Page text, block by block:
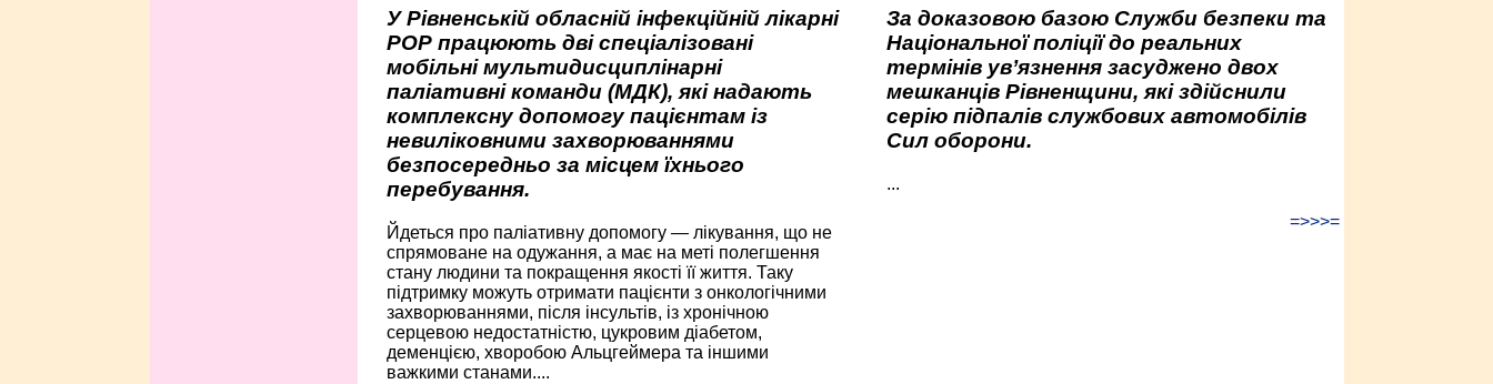
У Рівненській обласній інфекційній лікарні
РОР працюють дві спеціалізовані
мобільні мультидисциплінарні
паліативні команди (МДК), які надають
комплексну допомогу пацієнтам із
невиліковними захворюваннями
безпосередньо за місцем їхнього
перебування.
Йдеться про паліативну допомогу — лікування, що не
спрямоване на одужання, а має на меті полегшення
стану людини та покращення якості її життя. Таку
підтримку можуть отримати пацієнти з онкологічними
захворюваннями, після інсультів, із хронічною
серцевою недостатністю, цукровим діабетом,
деменцією, хворобою Альцгеймера та іншими
важкими станами....
За доказовою базою Служби безпеки та
Національної поліції до реальних
термінів ув’язнення засуджено двох
мешканців Рівненщини, які здійснили
серію підпалів службових автомобілів
Сил оборони.
...
=>>>=